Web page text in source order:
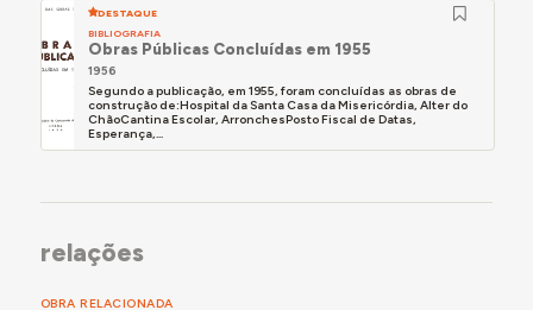
DESTAQUE
BIBLIOGRAFIA
Obras Públicas Concluídas em 1955
1956
Segundo a publicação, em 1955, foram concluídas as obras de
construção de:Hospital da Santa Casa da Misericórdia, Alter do
ChãoCantina Escolar, ArronchesPosto Fiscal de Datas,
Esperança,...
relações
OBRA RELACIONADA